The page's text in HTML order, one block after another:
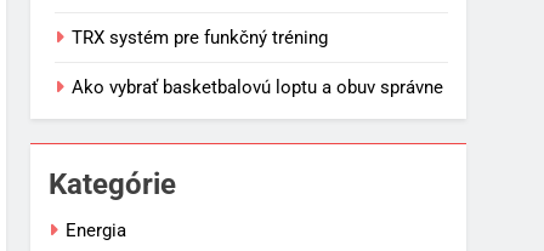
TRX systém pre funkčný tréning
Ako vybrať basketbalovú loptu a obuv správne
Kategórie
Energia